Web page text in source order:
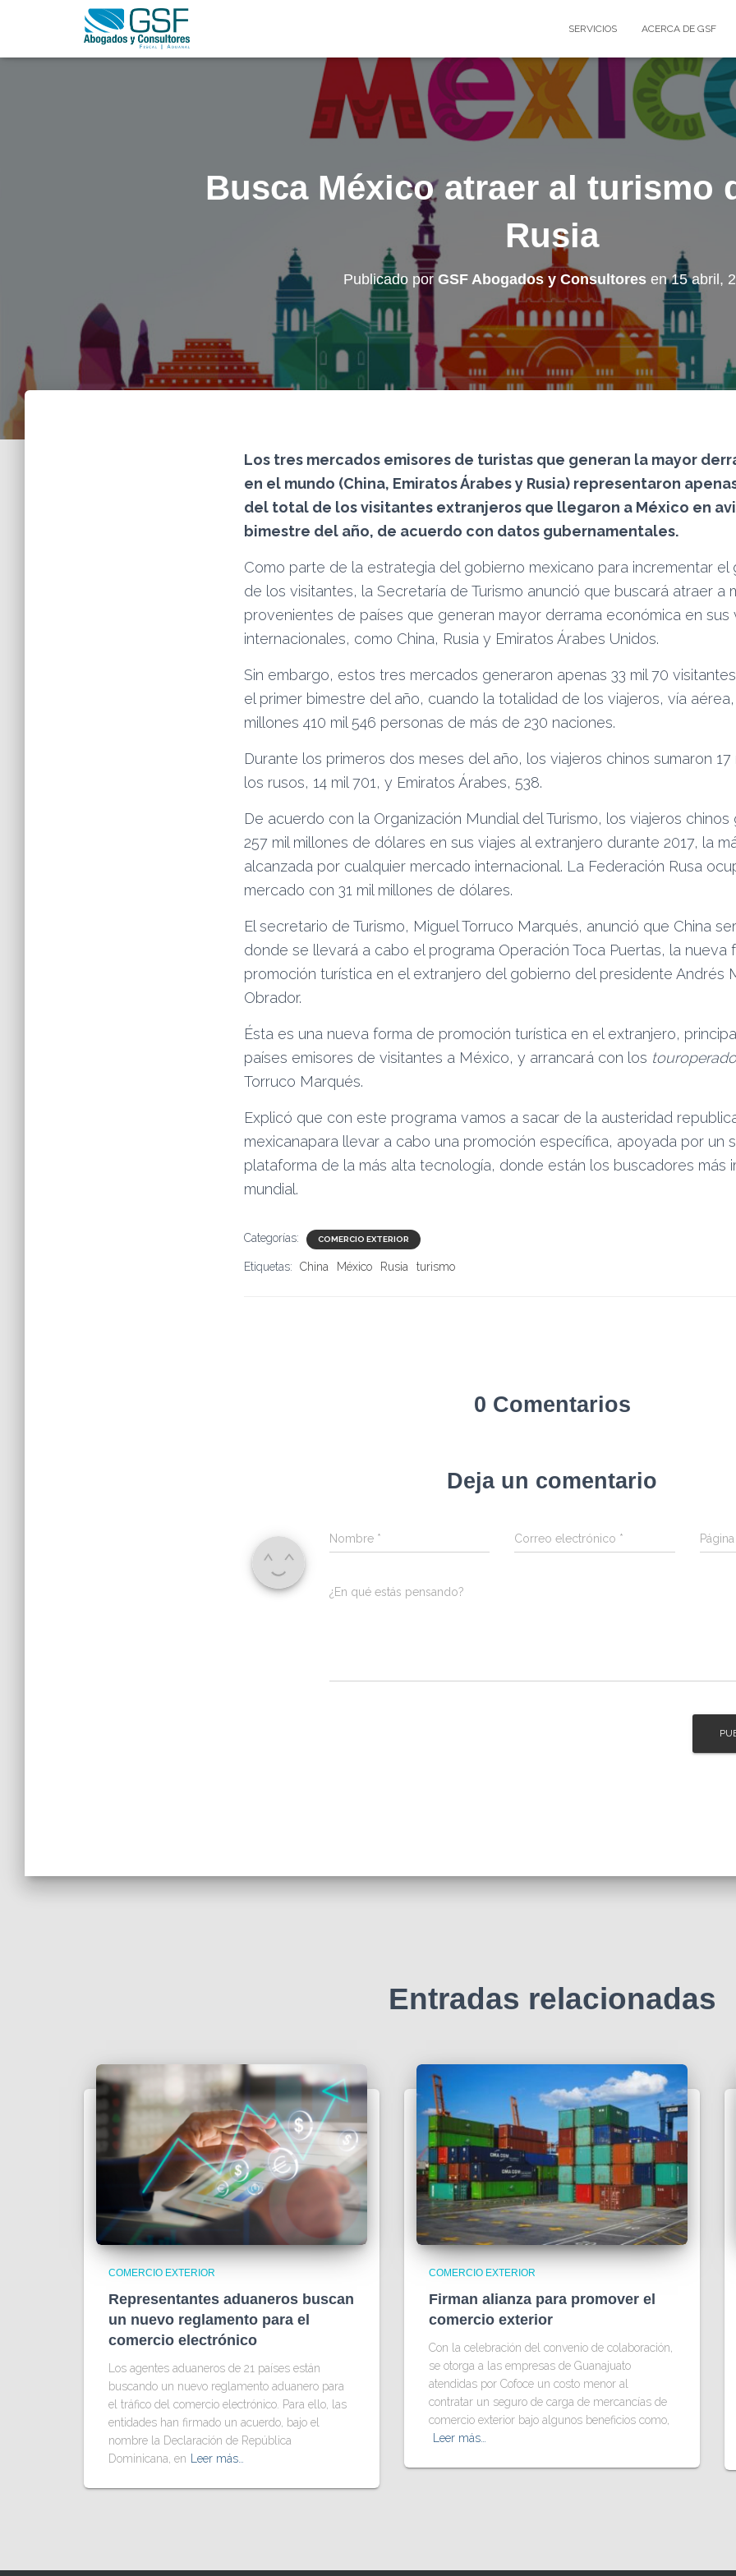
SERVICIOS ACERCA DE GSF
Busca México atraer al turismo
Rusia
Publicado por GSF Abogados y Consultores en15 abril,
Los tres mercados emisores de turistas que generan la mayor
en el mundo (China, Emiratos Árabes y Rusia) representaron
del total de los visitantes extranjeros que llegaron a México en
bimestre del año, de acuerdo con datos gubernamentales.
Como parte de la estrategia del gobierno mexicano para incrementar el
de los visitantes, la Secretaría de Turismo anunció que buscará atraer a
provenientes de países que generan mayor derrama económica en sus
internacionales, como China, Rusia y Emiratos Árabes Unidos.
Sin embargo, estos tres mercados generaron apenas 33 mil 70
el primer bimestre del año, cuando la totalidad de los viajeros, vía
millones 410 mil 546 personas de más de 230 naciones.
Durante los primeros dos meses del año, los viajeros chinos sumaron 17
los rusos, 14 mil 701, y Emiratos Árabes, 538.
De acuerdo con la Organización Mundial del Turismo, los viajeros
257 mil millones de dólares en sus viajes al extranjero durante 2017, la
alcanzada por cualquier mercado internacional. La Federación Rusa
mercado con 31 mil millones de dólares.
El secretario de Turismo, Miguel Torruco Marqués, anunció que China
donde se llevará a cabo el programa Operación Toca Puertas, la nueva
promoción turística en el extranjero del gobierno del presidente Andrés
Obrador.
Ésta es una nueva forma de promoción turística en el extranjero,
países emisores de visitantes a México, y arrancará con los
Torruco Marqués.
Explicó que con este programa vamos a sacar de la austeridad
mexicanapara llevar a cabo una promoción específica, apoyada por un
plataforma de la más alta tecnología, donde están los buscadores más
mundial.
Categorías: COMERCIO EXTERIOR
Etiquetas: China México Rusia turismo
0 Comentarios
Deja un comentario
Nombre * Correo electrónico *
¿En qué estás pensando?
Entradas relacionadas
COMERCIO EXTERIOR
Representantes aduaneros buscan
un nuevo reglamento para el
comercio electrónico
Los agentes aduaneros de 21 países están
buscando un nuevo reglamento aduanero para
el tráfico del comercio electrónico. Para ello, las
entidades han firmado un acuerdo, bajo el
nombre la Declaración de República
Dominicana, en
Leer más…
COMERCIO EXTERIOR
Firman alianza para promover el
comercio exterior
Con la celebración del convenio de colaboración,
se otorga a las empresas de Guanajuato
atendidas por Cofoce un costo menor al
contratar un seguro de carga de mercancías de
comercio exterior bajo algunos beneficios como,
Leer más…